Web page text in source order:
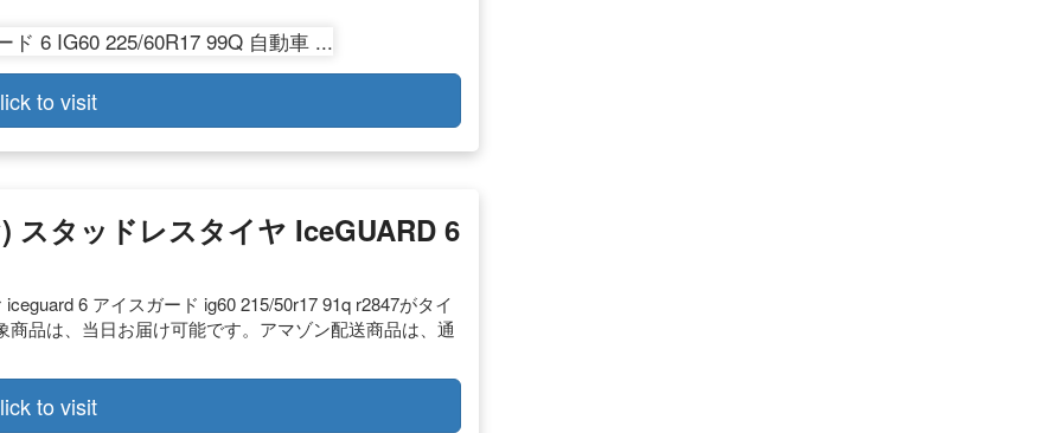
to visit
スタッドレスタイヤ IceGUARD 6
6 アイスガード ig60 215/50r17 91q r2847がタイ
品は、当日お届け可能です。アマゾン配送商品は、通
to visit